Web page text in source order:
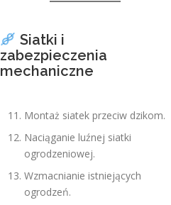
Siatki i
zabezpieczenia
mechaniczne
Montaż siatek przeciw dzikom.
Naciąganie luźnej siatki
ogrodzeniowej.
Wzmacnianie istniejących
ogrodzeń.